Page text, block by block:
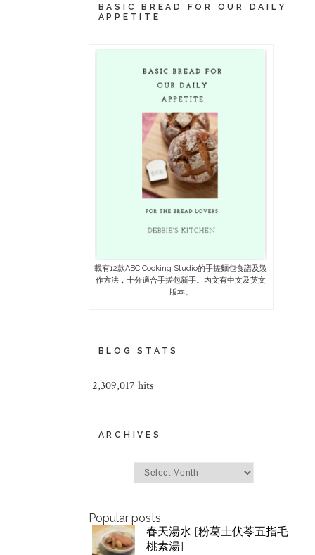
BASIC BREAD FOR OUR DAILY
APPETITE
載有12款ABC Cooking Studio的手搓麵包食譜及製
作方法，十分適合手搓包新手。內文有中文及英文
版本。
BLOG STATS
2,309,017 hits
ARCHIVES
Popular posts
春天湯水 [粉葛土伏苓五指毛
桃素湯]